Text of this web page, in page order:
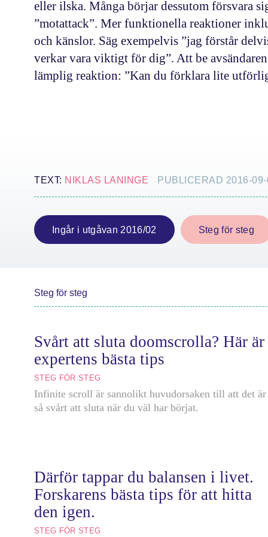
eller ilska. Många börjar dessutom försvara
”motattack”. Mer funktionella reaktioner
och känslor. Säg exempelvis ”jag förstår
verkar vara viktigt för dig”. Att be
lämplig reaktion: ”Kan du förklara lite
TEXT: NIKLAS LANINGE PUBLICERAD 2016-
Ingår i utgåvan 2016/02 Steg för steg
Steg för steg
Svårt att sluta doomscrolla? Här är
expertens bästa tips
STEG FÖR STEG
Infinite scroll är sannolikt huvudorsaken till att det är
så svårt att sluta när du väl har börjat.
Därför tappar du balansen i livet.
Forskarens bästa tips för att hitta
den igen.
STEG FÖR STEG